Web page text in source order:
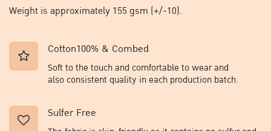
Weight is approximately 155 gsm (+/-10).
Cotton100% & Combed
Soft to the touch and comfortable to wear and
also consistent quality in each production batch.
Sulfer Free